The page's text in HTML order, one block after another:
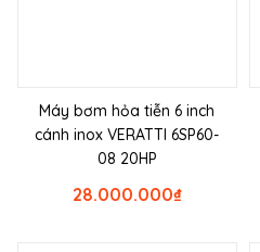
Máy bơm hỏa tiễn 6 inch
cánh inox VERATTI 6SP60-
08 20HP
₫
28.000.000